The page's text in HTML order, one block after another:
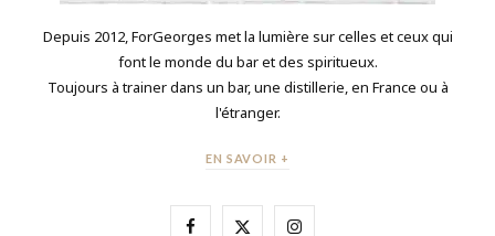
Depuis 2012, ForGeorges met la lumière sur celles et ceux qui
font le monde du bar et des spiritueux.
Toujours à trainer dans un bar, une distillerie, en France ou à
l'étranger.
EN SAVOIR +
F X I